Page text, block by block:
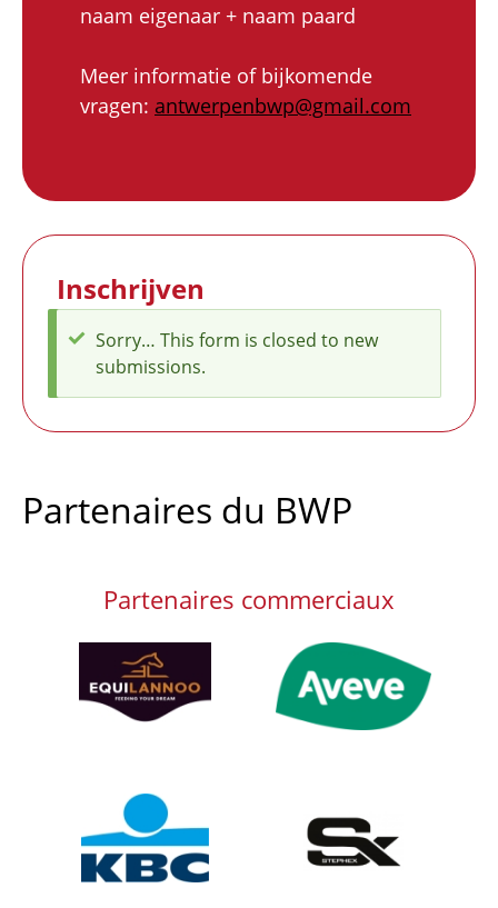
naam eigenaar + naam paard
Meer informatie of bijkomende
vragen: antwerpenbwp@gmail.com
Inschrijven
Message
Sorry… This form is closed to new
submissions.
Partenaires du BWP
Partenaires commerciaux
Afbeelding Afbeelding
Afbeelding